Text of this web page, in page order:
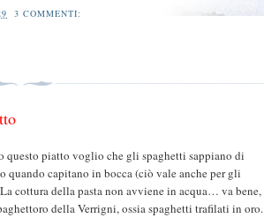
3 COMMENTI:
questo piatto voglio che gli spaghetti sappiano di
quando capitano in bocca (ciò vale anche per gli
cottura della pasta non avviene in acqua… va bene,
della Verrigni, ossia spaghetti trafilati in oro.